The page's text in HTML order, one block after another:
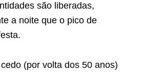
são liberadas,
a noite que o pico de
(por volta dos 50 anos)